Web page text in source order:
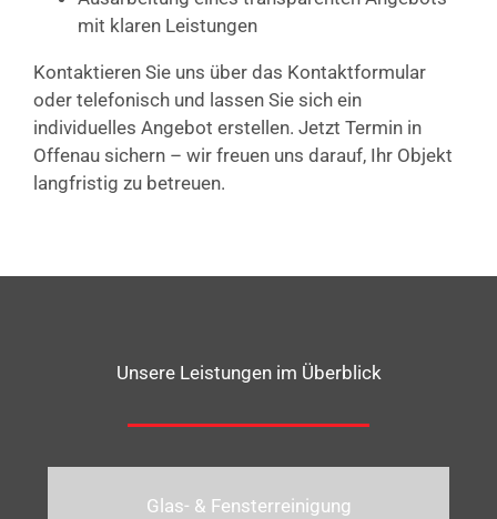
mit klaren Leistungen
Kontaktieren Sie uns über das Kontaktformular
oder telefonisch und lassen Sie sich ein
individuelles Angebot erstellen. Jetzt Termin in
Offenau sichern – wir freuen uns darauf, Ihr Objekt
langfristig zu betreuen.
Unsere Leistungen im Überblick
Glas- & Fensterreinigung